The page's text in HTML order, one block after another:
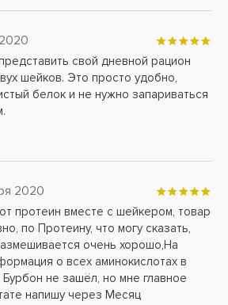
свой дневной рацион
шейков. Это просто удобно,
белок и не нужно запариваться
2020
протеин вместе с шейкером, товар
по Протеину, что могу сказать,
очень хорошо,На
о всех аминокислотах в
Бурбон не зашёл, но мне главное
напишу через Месяц